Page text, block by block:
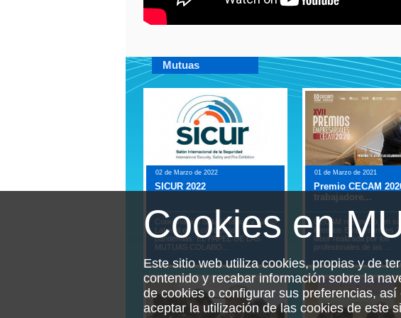
Mutuas
02 de Marzo de 2022
SICUR 2022
Coordinación Salud Pública y Salud
Laboral en el control de
pandemias: EL PAPEL DE LAS
MUTUAS COLABO...
01 de Marzo de 2021
Premio CECAM
trabajadore...
CECAM reconocio, en
Premios Empresariales
labor realizada por los
profesionales de las ...
Cookies en
Este sitio web utiliza cookies, propias y de
contenido y recabar información sobre la
de cookies o configurar sus preferencias,
aceptar la utilización de las cookies de este